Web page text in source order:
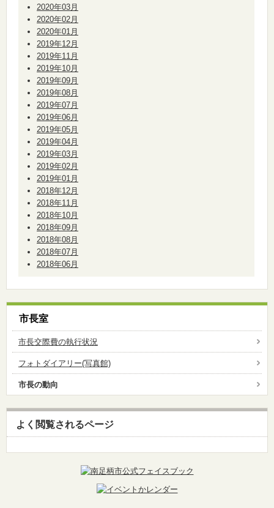
2020年03月
2020年02月
2020年01月
2019年12月
2019年11月
2019年10月
2019年09月
2019年08月
2019年07月
2019年06月
2019年05月
2019年04月
2019年03月
2019年02月
2019年01月
2018年12月
2018年11月
2018年10月
2018年09月
2018年08月
2018年07月
2018年06月
市長室
市長交際費の執行状況
フォトダイアリー(写真館)
市長の動向
よく閲覧されるページ